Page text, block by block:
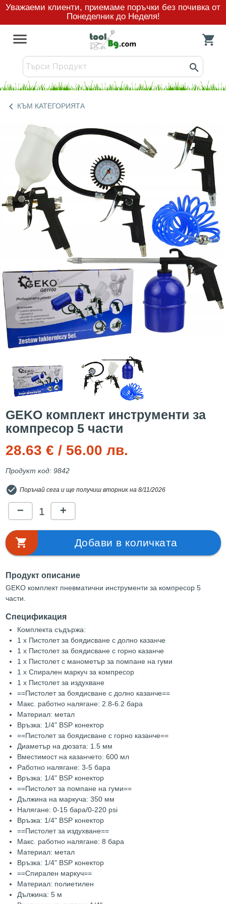
Уважаеми клиенти, приемаме поръчки без почивка от
Понеделник до Неделя!
menu
search
shopping_cart
chevron_left КЪМ КАТЕГОРИЯТА
GEKO комплект инструменти за
компресор 5 части
28.63 € / 56.00 лв.
Продукт код: 9842
check_circle Поръчай сега и ще получиш вторник на 8/11/2026
remove 1 add
Добави в количката
shopping_cart
Продукт описание
GEKO комплект пневматични инструменти за компресор 5
части.
Спецификация
Комплекта съдържа:
1 x Пистолет за боядисване с долно казанче
1 х Пистолет за боядисване с горно казанче
1 х Пистолет с манометър за помпане на гуми
1 x Спирален маркуч за компресор
1 x Пистолет за издухване
==Пистолет за боядисване с долно казанче==
Макс. работно налягане: 2.8-6.2 бара
Материал: метал
Връзка: 1/4" BSP конектор
==Пистолет за боядисване с горно казанче==
Диаметър на дюзата: 1.5 мм
Вместимост на казанчето: 600 мл
Работно налягане: 3-5 бара
Връзка: 1/4" BSP конектор
==Пистолет за помпане на гуми==
Дължина на маркуча: 350 мм
Налягане: 0-15 бара/0-220 psi
Връзка: 1/4" BSP конектор
==Пистолет за издухване==
Макс. работно налягане: 8 бара
Материал: метал
Връзка: 1/4" BSP конектор
==Спирален маркуч==
Материал: полиетилен
Дължина: 5 м